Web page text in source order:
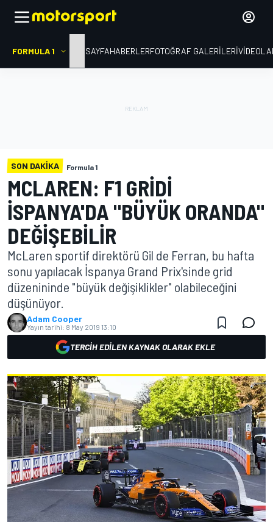
FORMULA 1 ANA SAYFAHABERLERFOTOĞRAF GALERILERI
SON DAKIKA Formula 1
MCLAREN: F1 GRIDI
İSPANYA'DA "BÜYÜK ORANDA"
DEĞIŞEBILIR
McLaren sportif direktörü Gil de Ferran, bu hafta
sonu yapılacak İspanya Grand Prix'sinde grid
düzenininde "büyük değişiklikler" olabileceğini
düşünüyor.
Adam Cooper
Yayın tarihi: 8 May 2019 13:10
TERCIH EDILEN KAYNAK OLARAK EKLE